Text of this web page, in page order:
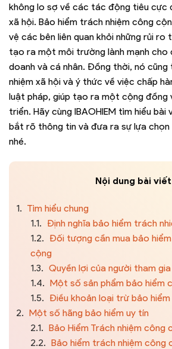
không lo sợ về các tác động tiêu cực
xã hội. Bảo hiểm trách nhiệm công
vệ các bên liên quan khỏi những rủi ro
tạo ra một môi trường lành mạnh cho
doanh và cá nhân. Đồng thời, nó
nhiệm xã hội và ý thức về việc chấp
luật pháp, giúp tạo ra một cộng đồng
triển. Hãy cùng IBAOHIEM tìm hiểu
bắt rõ thông tin và đưa ra sự lựa chọn
nhé.
Nội dung bài viết
1. Tìm hiểu chung
1.1. Định nghĩa bảo hiểm trách
1.2. Đối tượng cần mua bảo
cộng
1.3. Quyền lợi của người tham
1.4. Một số sản phẩm bảo hiểm
1.5. Điều khoản loại trừ bảo hiểm
2. Một số hãng bảo hiểm uy tín
2.1. Bảo Hiểm Trách nhiệm công
2.2. Bảo hiểm trách nhiệm công